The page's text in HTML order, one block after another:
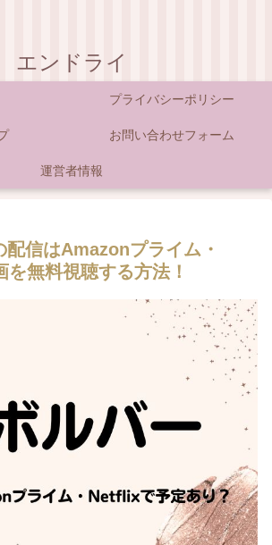
エンドライ
プライバシーポリシー
お問い合わせフォーム
運営者情報
配信はAmazonプライム・
無料視聴する方法！